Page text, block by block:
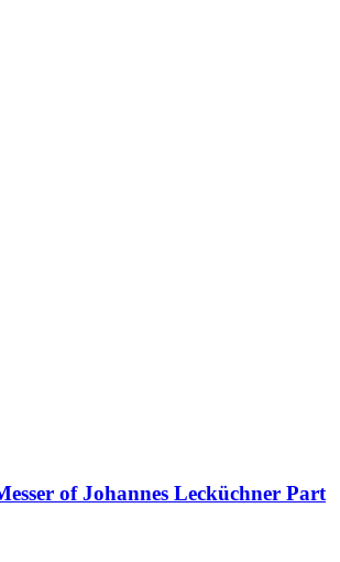
of Johannes Lecküchner Part